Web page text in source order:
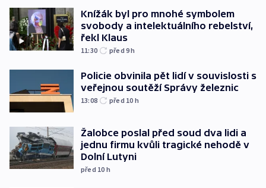
Knížák byl pro mnohé symbolem
svobody a intelektuálního rebelství,
řekl Klaus
11:30 před 9h
Policie obvinila pět lidí v souvislosti s
veřejnou soutěží Správy železnic
13:08 před 10 h
Žalobce poslal před soud dva lidi a
jednu firmu kvůli tragické nehodě v
Dolní Lutyni
před 10 h